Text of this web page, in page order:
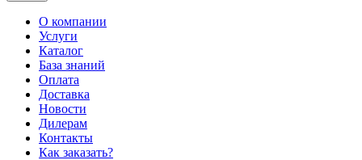
О компании
Услуги
Каталог
База знаний
Оплата
Доставка
Новости
Дилерам
Контакты
Как заказать?